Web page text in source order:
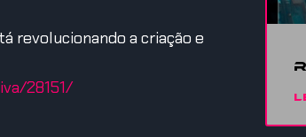
revolucionando a criação e
28151/